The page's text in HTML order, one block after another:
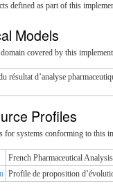
defined as part of this
Models
covered by this
résultat d’analyse
Profiles
for systems conforming to this
French Pharmaceutical
Profile de proposition